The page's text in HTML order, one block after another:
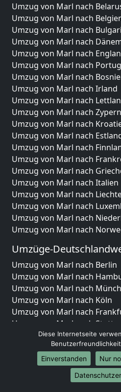
Umzug von Marl nach
Umzug von Marl nach
Umzug von Marl nach
Umzug von Marl nach
Umzug von Marl nach
Umzug von Marl nach
Umzug von Marl nach
Umzug von Marl nach Irland
Umzug von Marl nach
Umzug von Marl nach Zypern
Umzug von Marl nach
Umzug von Marl nach
Umzug von Marl nach
Umzug von Marl nach
Umzug von Marl nach
Umzug von Marl nach Italien
Umzug von Marl nach
Umzug von Marl nach
Umzug von Marl nach
Umzug von Marl nach
Umzüge-
Umzug von Marl nach Berlin
Umzug von Marl nach
Umzug von Marl nach
Umzug von Marl nach Köln
Umzug von Marl nach
Umzug von Marl nach
Umzug von Marl nach
Umzug von Marl nach Leipzig
Umzug von Marl nach
Umzug von Marl nach Essen
Umzug von Marl nach
Diese Internetseite
Einverstanden
Nur